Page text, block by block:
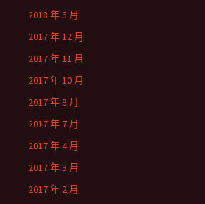
2018 年 5 月
2017 年 12 月
2017 年 11 月
2017 年 10 月
2017 年 8 月
2017 年 7 月
2017 年 4 月
2017 年 3 月
2017 年 2 月